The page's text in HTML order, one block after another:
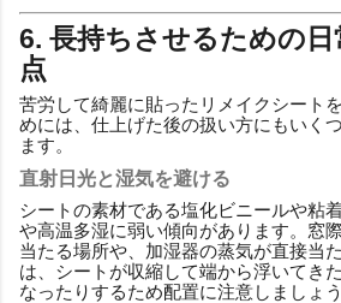
6. 長持ちさせるための
点
苦労して綺麗に貼ったリメイクシート
めには、仕上げた後の扱い方にもいく
ます。
直射日光と湿気を避ける
シートの素材である塩化ビニールや粘
や高温多湿に弱い傾向があります。窓
当たる場所や、加湿器の蒸気が直接当
は、シートが収縮して端から浮いてき
なったりするため配置に注意しましょう